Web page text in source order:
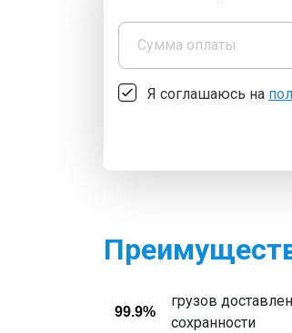
Я соглашаюсь на
99.9%
грузов
сохранности